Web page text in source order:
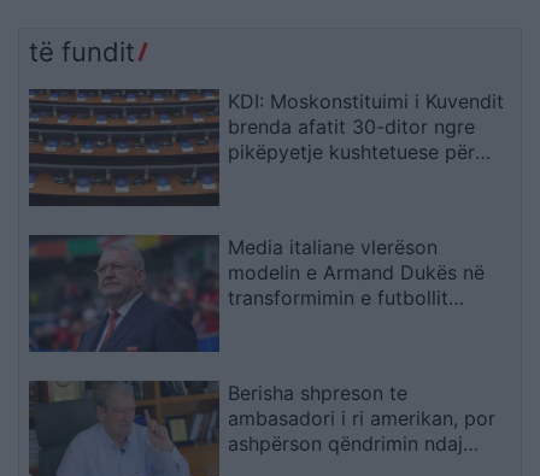
të fundit
KDI: Moskonstituimi i Kuvendit
brenda afatit 30-ditor ngre
pikëpyetje kushtetuese për
Media italiane vlerëson
modelin e Armand Dukës në
transformimin e futbollit
Berisha shpreson te
ambasadori i ri amerikan, por
ashpërson qëndrimin ndaj